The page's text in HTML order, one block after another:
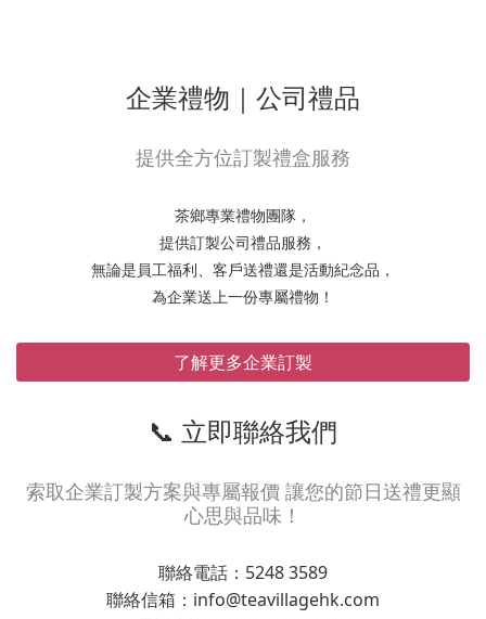
企業禮物｜公司禮品
提供全方位訂製禮盒服務
茶鄉專業禮物團隊，
提供訂製公司禮品服務，
無論是員工福利、客戶送禮還是活動紀念品，
為企業送上一份專屬禮物！
了解更多企業訂製
📞 立即聯絡我們
索取企業訂製方案與專屬報價 讓您的節日送禮更顯
心思與品味！
聯絡電話：5248 3589
聯絡信箱：info@teavillagehk.com